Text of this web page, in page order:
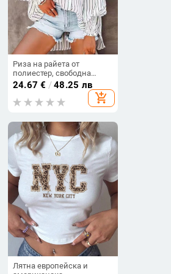
Риза на райета от
полиестер, свободна
кройка, дълъг ръкав, яка с
ревера, едноредово
закопчаване, дължина
24.67 € /48.25 лв
add_shopping_cart
Лятна европейска и